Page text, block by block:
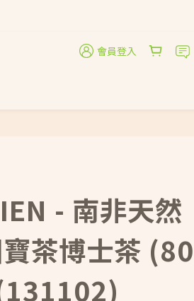
會員登入
- 南非天然
茶博士茶 (80